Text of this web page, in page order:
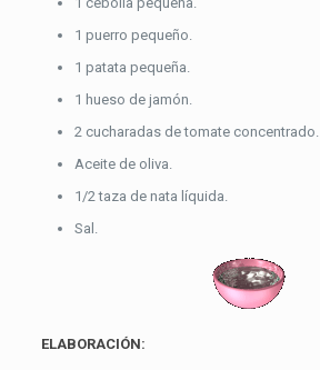
1 puerro pequeño.
1 patata pequeña.
1 hueso de jamón.
2 cucharadas de tomate concentrado.
Aceite de oliva.
1/2 taza de nata líquida.
Sal.
ELABORACIÓN: